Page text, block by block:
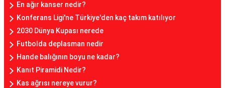
En ağır kanser nedir?
Konferans Ligi'ne Türkiye'den kaç takım katılıyor
2030 Dünya Kupası nerede
Futbolda deplasman nedir
Hande balığının boyu ne kadar?
Kanıt Piramidi Nedir?
Kas ağrısı nereye vurur?